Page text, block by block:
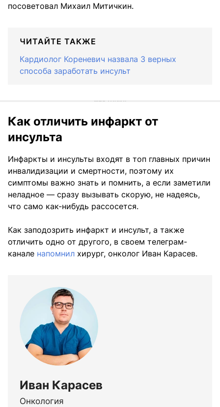
посоветовал Михаил Митичкин.
ЧИТАЙТЕ ТАКЖЕ
Кардиолог Кореневич назвала 3 верных
способа заработать инсульт
Как отличить инфаркт от
инсульта
Инфаркты и инсульты входят в топ главных причин
инвалидизации и смертности, поэтому их
симптомы важно знать и помнить, а если заметили
неладное — сразу вызывать скорую, не надеясь,
что само как-нибудь рассосется.
Как заподозрить инфаркт и инсульт, а также
отличить одно от другого, в своем телеграм-
канале напомнил хирург, онколог Иван Карасев.
Иван Карасев
Онкология